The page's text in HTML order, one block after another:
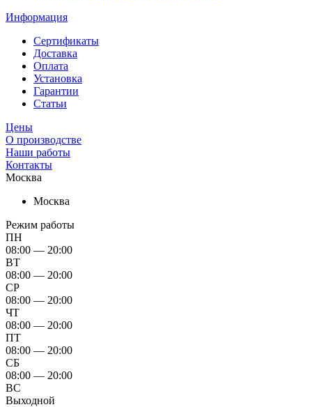
Информация
Сертификаты
Доставка
Оплата
Установка
Гарантии
Статьи
Цены
О производстве
Наши работы
Контакты
Москва
Москва
Режим работы
ПН
08:00 — 20:00
ВТ
08:00 — 20:00
СР
08:00 — 20:00
ЧТ
08:00 — 20:00
ПТ
08:00 — 20:00
СБ
08:00 — 20:00
ВС
Выходной